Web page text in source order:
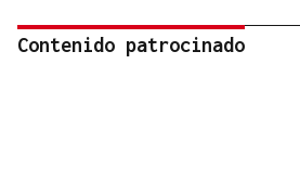
Contenido patrocinado